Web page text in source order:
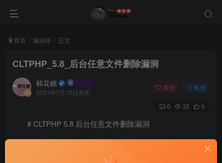
首页 漏洞库 正文
CLTPHP_5.8_后台任意文件删除漏洞
棉花糖
2021年7月15日发布
关注 私信
0 33 0
# CLTPHP 5.8 后台任意文件删除漏洞